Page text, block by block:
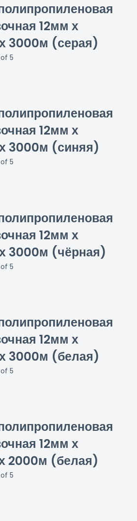
12мм х
3000м (серая)
5
12мм х
3000м (синяя)
5
12мм х
3000м (чёрная)
5
12мм х
3000м (белая)
5
12мм х
2000м (белая)
5